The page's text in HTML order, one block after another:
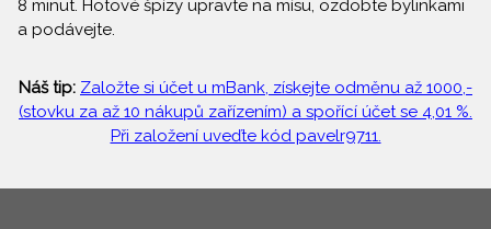
8 minut. Hotové špízy upravte na mísu, ozdobte bylinkami
a podávejte.
Náš tip: Založte si účet u mBank, získejte odměnu až 1000,-
(stovku za až 10 nákupů zařízením) a spořící účet se 4,01 %.
Při založení uveďte kód pavelr9711.